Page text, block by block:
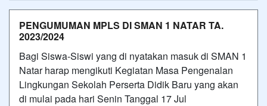
PENGUMUMAN MPLS DI SMAN 1 NATAR TA.
2023/2024
Bagi Siswa-Siswi yang di nyatakan masuk di SMAN 1
Natar harap mengikuti Kegiatan Masa Pengenalan
Lingkungan Sekolah Perserta Didik Baru yang akan
di mulai pada hari Senin Tanggal 17 Jul